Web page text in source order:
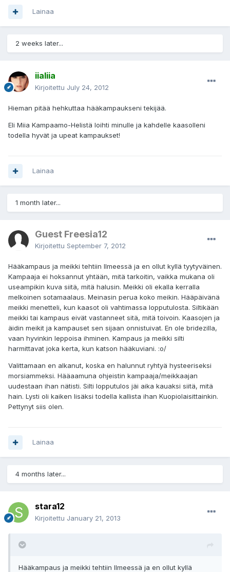
Lainaa
2 weeks later...
iialiia
Kirjoitettu July 24, 2012
Hieman pitää hehkuttaa hääkampaukseni tekijää.
Eli Miia Kampaamo-Helistä loihti minulle ja kahdelle kaasolleni
todella hyvät ja upeat kampaukset!
Lainaa
1 month later...
Guest Freesia12
Kirjoitettu September 7, 2012
Hääkampaus ja meikki tehtiin Ilmeessä ja en ollut kyllä tyytyväinen.
Kampaaja ei hoksannut yhtään, mitä tarkoitin, vaikka mukana oli
useampikin kuva siitä, mitä halusin. Meikki oli ekalla kerralla
melkoinen sotamaalaus. Meinasin perua koko meikin. Hääpäivänä
meikki menetteli, kun kaasot oli vahtimassa lopputulosta. Siltikään
meikki tai kampaus eivät vastanneet sitä, mitä toivoin. Kaasojen ja
äidin meikit ja kampauset sen sijaan onnistuivat. En ole bridezilla,
vaan hyvinkin leppoisa ihminen. Kampaus ja meikki silti
harmittavat joka kerta, kun katson hääkuviani. :o/
Valittamaan en alkanut, koska en halunnut ryhtyä hysteeriseksi
morsiammeksi. Hääaamuna ohjeistin kampaaja/meikkaajan
uudestaan ihan nätisti. Silti lopputulos jäi aika kauaksi siitä, mitä
hain. Lysti oli kaiken lisäksi todella kallista ihan Kuopiolaisittainkin.
Pettynyt siis olen.
Lainaa
4 months later...
stara12
Kirjoitettu January 21, 2013
Hääkampaus ja meikki tehtiin Ilmeessä ja en ollut kyllä